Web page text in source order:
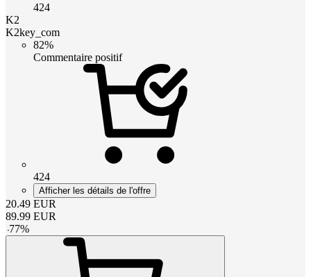
424
K2
K2key_com
82%
Commentaire positif
424
Afficher les détails de l'offre
20.49 EUR
89.99 EUR
-77%